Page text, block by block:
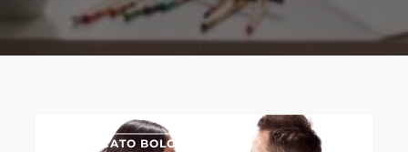
AVVOCATO BOLOGNA